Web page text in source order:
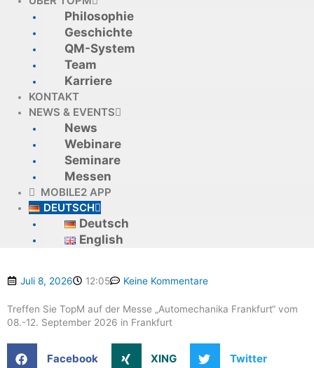
Philosophie
Geschichte
QM-System
Team
Karriere
KONTAKT
NEWS & EVENTS
News
Webinare
Seminare
Messen
MOBILE2 APP
DEUTSCH
Deutsch
English
Juli 8, 2026 12:05 Keine Kommentare
Treffen Sie TopM auf der Messe „Automechanika Frankfurt“ vom
08.-12. September 2026 in Frankfurt
Facebook XING Twitter